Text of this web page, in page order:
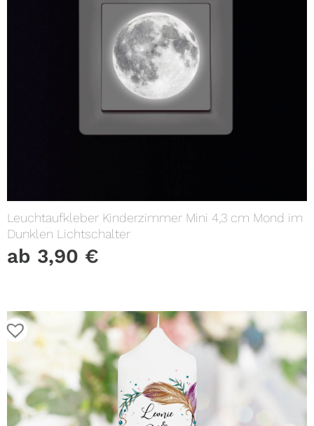
Leuchtaufkleber Kinderzimmer Mini 4,3 cm Mond im
Dunklen Lichtschalter
ab 3,90 €